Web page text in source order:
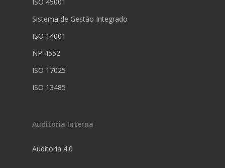
Sistema de Gestão Integrado
ISO 14001
NP 4552
ISO 17025
ISO 13485
Auditoria Interna
Auditoria 4.0